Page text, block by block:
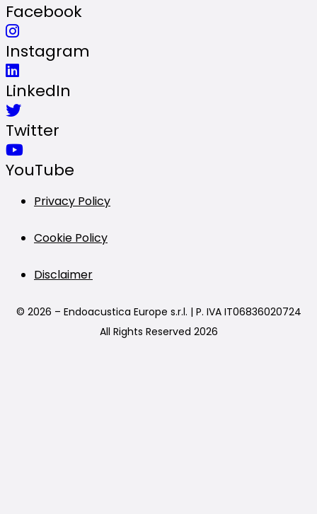
Facebook
Instagram
LinkedIn
Twitter
YouTube
Privacy Policy
Cookie Policy
Disclaimer
© 2026 – Endoacustica Europe s.r.l. | P. IVA IT06836020724
All Rights Reserved 2026